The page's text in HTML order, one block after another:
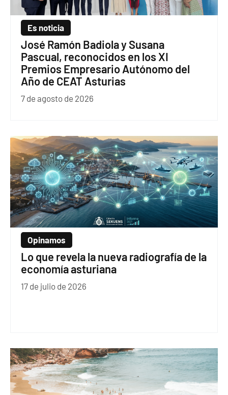
Es noticia
José Ramón Badiola y Susana
Pascual, reconocidos en los XI
Premios Empresario Autónomo del
Año de CEAT Asturias
7 de agosto de 2026
Opinamos
Lo que revela la nueva radiografía de la
economía asturiana
17 de julio de 2026